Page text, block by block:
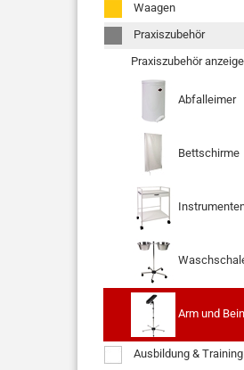
Waagen
Praxiszubehör
Praxiszubehör
Abfalleimer
Bettschirme
Arm und
Ausbildung & Training